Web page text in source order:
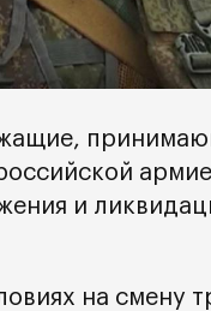
и
на смену